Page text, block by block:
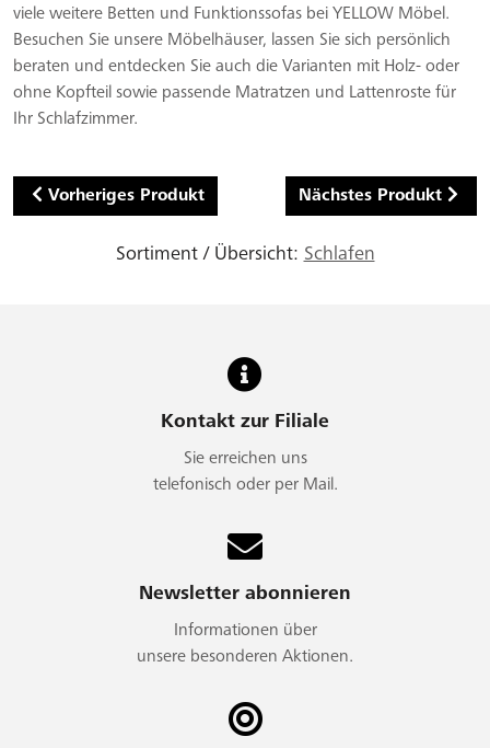
viele weitere Betten und Funktionssofas bei YELLOW Möbel.
Besuchen Sie unsere Möbelhäuser, lassen Sie sich persönlich
beraten und entdecken Sie auch die Varianten mit Holz- oder
ohne Kopfteil sowie passende Matratzen und Lattenroste für
Ihr Schlafzimmer.
Vorheriges Produkt Nächstes Produkt
Sortiment / Übersicht: Schlafen
Kontakt zur Filiale
Sie erreichen uns
telefonisch oder per Mail.
Newsletter abonnieren
Informationen über
unsere besonderen Aktionen.